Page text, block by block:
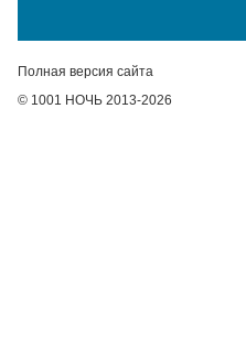
Полная версия сайта
© 1001 НОЧЬ 2013-2026